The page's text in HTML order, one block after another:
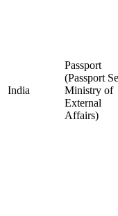
India
Passport
(Passport
Ministry of
External
Affairs)